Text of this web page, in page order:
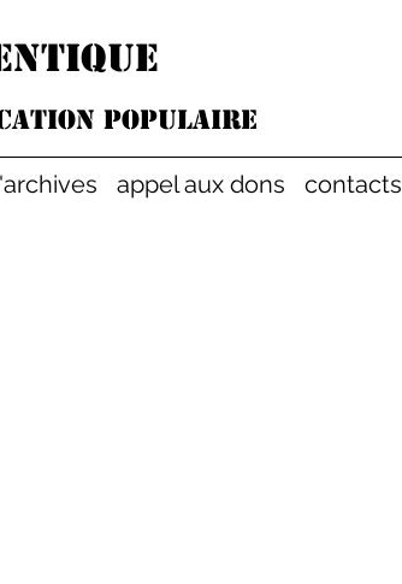
populaire
appel aux dons contacts